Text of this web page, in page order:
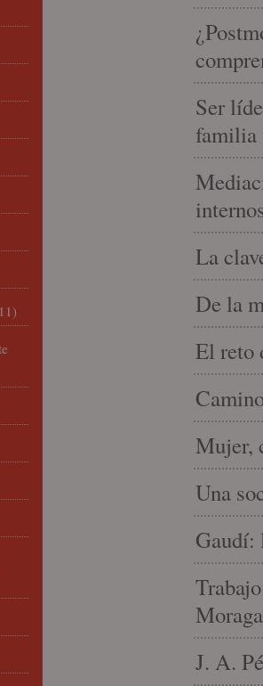
Ser
familia
La
De la
El reto
Mujer,
Una
Gaudí:
J. A.